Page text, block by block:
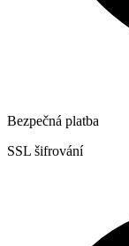
Bezpečná platba
SSL šifrování